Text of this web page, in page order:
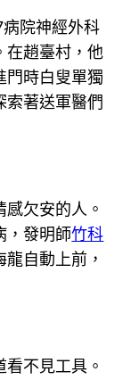
院神經外科
在趙臺村，他
門時白叟單獨
索著送軍醫們
欠安的人。
，發明師竹科
自動上前，
不見工具。